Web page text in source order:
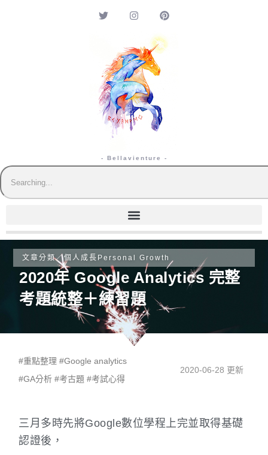
- Bellavienture -
文章分類／個人成長Personal Growth
2020年 Google Analytics 完整
考題統整＋練習題
#重點整理 #Google analytics
#GA分析 #考古題 #考試心得
2020-06-28 更新
三月多時先將Google數位學程上完並取得基礎
認證後，